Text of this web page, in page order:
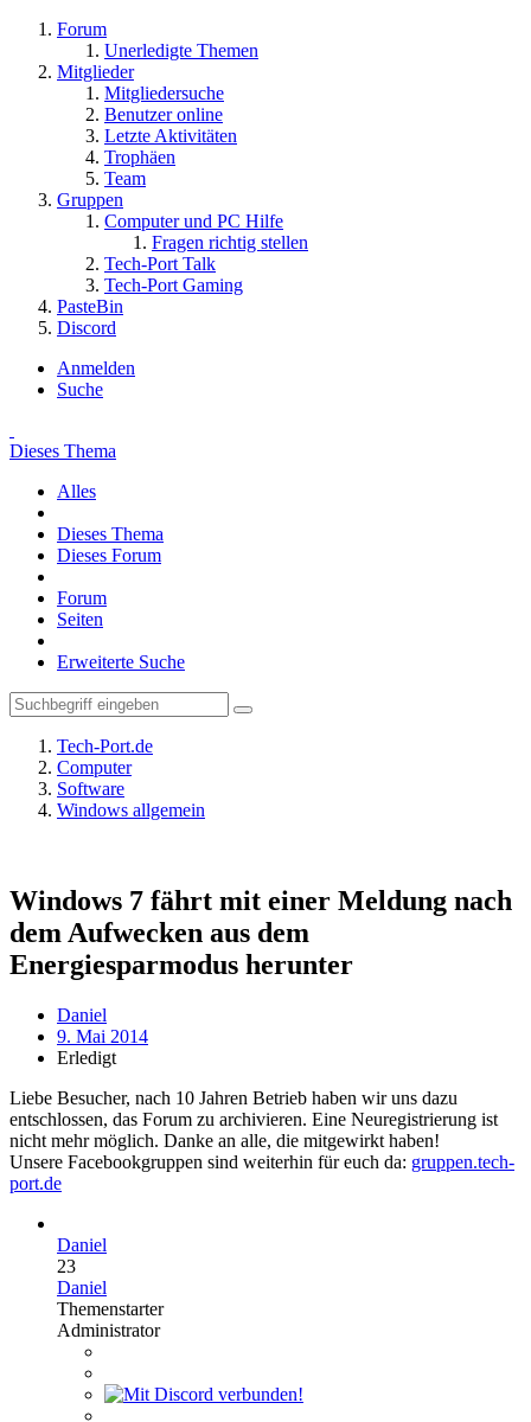
Forum
Unerledigte Themen
Mitglieder
Mitgliedersuche
Benutzer online
Letzte Aktivitäten
Trophäen
Team
Gruppen
Computer und PC Hilfe
Fragen richtig stellen
Tech-Port Talk
Tech-Port Gaming
PasteBin
Discord
Anmelden
Suche
Dieses Thema
Alles
Dieses Thema
Dieses Forum
Forum
Seiten
Erweiterte Suche
Tech-Port.de
Computer
Software
Windows allgemein
Windows 7 fährt mit einer Meldung nach
dem Aufwecken aus dem
Energiesparmodus herunter
Daniel
9. Mai 2014
Erledigt
Liebe Besucher, nach 10 Jahren Betrieb haben wir uns dazu
entschlossen, das Forum zu archivieren. Eine Neuregistrierung ist
nicht mehr möglich. Danke an alle, die mitgewirkt haben!
Unsere Facebookgruppen sind weiterhin für euch da: gruppen.tech-
port.de
Daniel
23
Daniel
Themenstarter
Administrator